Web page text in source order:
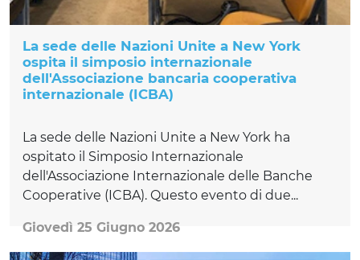
La sede delle Nazioni Unite a New York
ospita il simposio internazionale
dell'Associazione bancaria cooperativa
internazionale (ICBA)
La sede delle Nazioni Unite a New York ha
ospitato il Simposio Internazionale
dell'Associazione Internazionale delle Banche
Cooperative (ICBA). Questo evento di due...
Giovedì 25 Giugno 2026